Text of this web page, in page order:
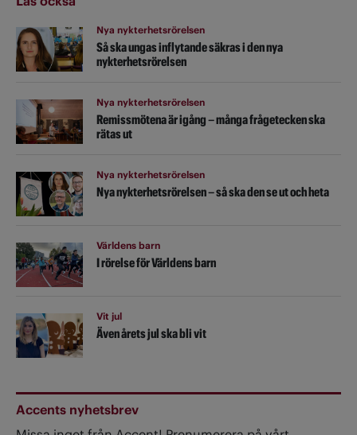
Nya nykterhetsrörelsen
Så ska ungas inflytande säkras i den nya
nykterhetsrörelsen
Nya nykterhetsrörelsen
Remissmötena är igång – många frågetecken ska
rätas ut
Nya nykterhetsrörelsen
Nya nykterhetsrörelsen – så ska den se ut och heta
Världens barn
I rörelse för Världens barn
Vit jul
Även årets jul ska bli vit
Accents nyhetsbrev